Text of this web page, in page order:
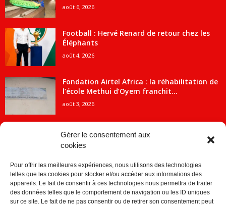
Gérer le consentement aux
cookies
Pour offrir les meilleures expériences, nous utilisons des technologies
telles que les cookies pour stocker et/ou accéder aux informations des
appareils. Le fait de consentir à ces technologies nous permettra de traiter
des données telles que le comportement de navigation ou les ID uniques
sur ce site. Le fait de ne pas consentir ou de retirer son consentement peut
août 6, 2026
Football : Hervé Renard de retour chez les
Éléphants
août 4, 2026
Fondation Airtel Africa : la réhabilitation de
l’école Methui d’Oyem franchit...
août 3, 2026
ACTUALITES
Economie 2091
1840